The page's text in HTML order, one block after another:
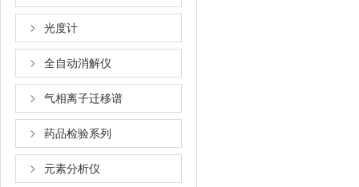
光度计
全自动消解仪
气相离子迁移谱
药品检验系列
元素分析仪